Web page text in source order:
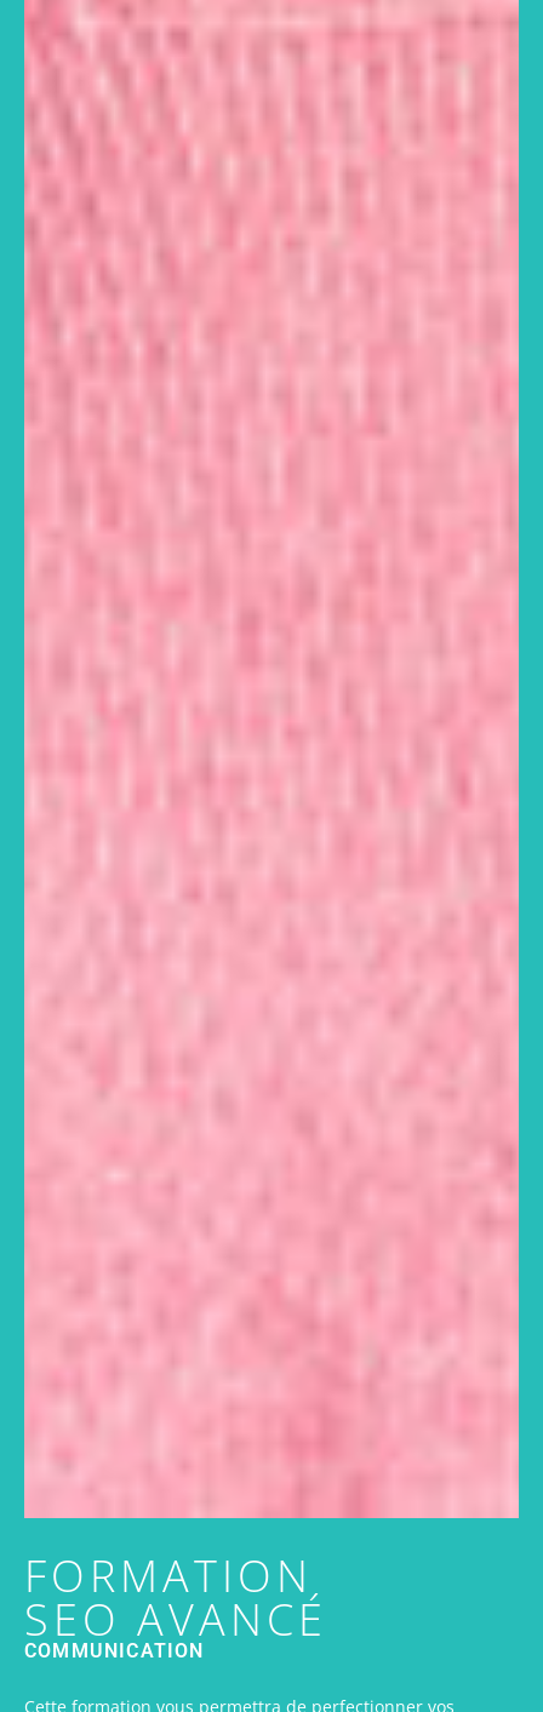
FORMATION
SEO AVANCÉ
COMMUNICATION
Cette formation vous permettra de perfectionner vos